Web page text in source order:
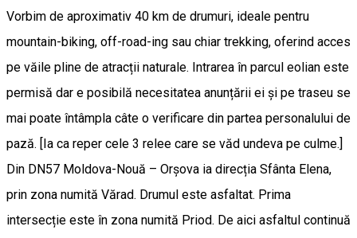
Vorbim de aproximativ 40 km de drumuri, ideale pentru
mountain-biking, off-road-ing sau chiar trekking, oferind acces
pe văile pline de atracții naturale. Intrarea în parcul eolian este
permisă dar e posibilă necesitatea anunțării ei și pe traseu se
mai poate întâmpla câte o verificare din partea personalului de
pază. [Ia ca reper cele 3 relee care se văd undeva pe culme.]
Din DN57 Moldova-Nouă – Orșova ia direcția Sfânta Elena,
prin zona numită Vărad. Drumul este asfaltat. Prima
intersecție este în zona numită Priod. De aici asfaltul continuă